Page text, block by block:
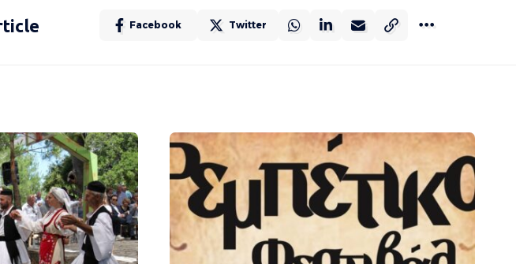
Facebook Twitter